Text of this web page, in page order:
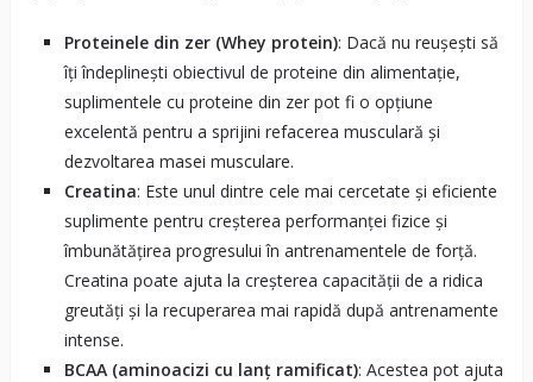
Proteinele din zer (Whey protein): Dacă nu reușești să
îți îndeplinești obiectivul de proteine din alimentație,
suplimentele cu proteine din zer pot fi o opțiune
excelentă pentru a sprijini refacerea musculară și
dezvoltarea masei musculare.
Creatina: Este unul dintre cele mai cercetate și eficiente
suplimente pentru creșterea performanței fizice și
îmbunătățirea progresului în antrenamentele de forță.
Creatina poate ajuta la creșterea capacității de a ridica
greutăți și la recuperarea mai rapidă după antrenamente
intense.
BCAA (aminoacizi cu lanț ramificat): Acestea pot ajuta